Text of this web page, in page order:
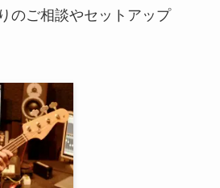
のご相談やセットアップ